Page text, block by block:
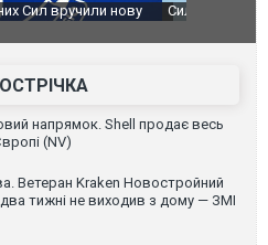
Ярославський НПЗ:
Неймар
напрямок. Shell продає весь
(NV)
Ветеран Kraken Новостройний
тижні не виходив з дому — ЗМІ